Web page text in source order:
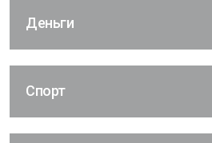
Деньги
Спорт